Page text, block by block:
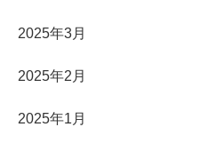
2025年3月
2025年2月
2025年1月